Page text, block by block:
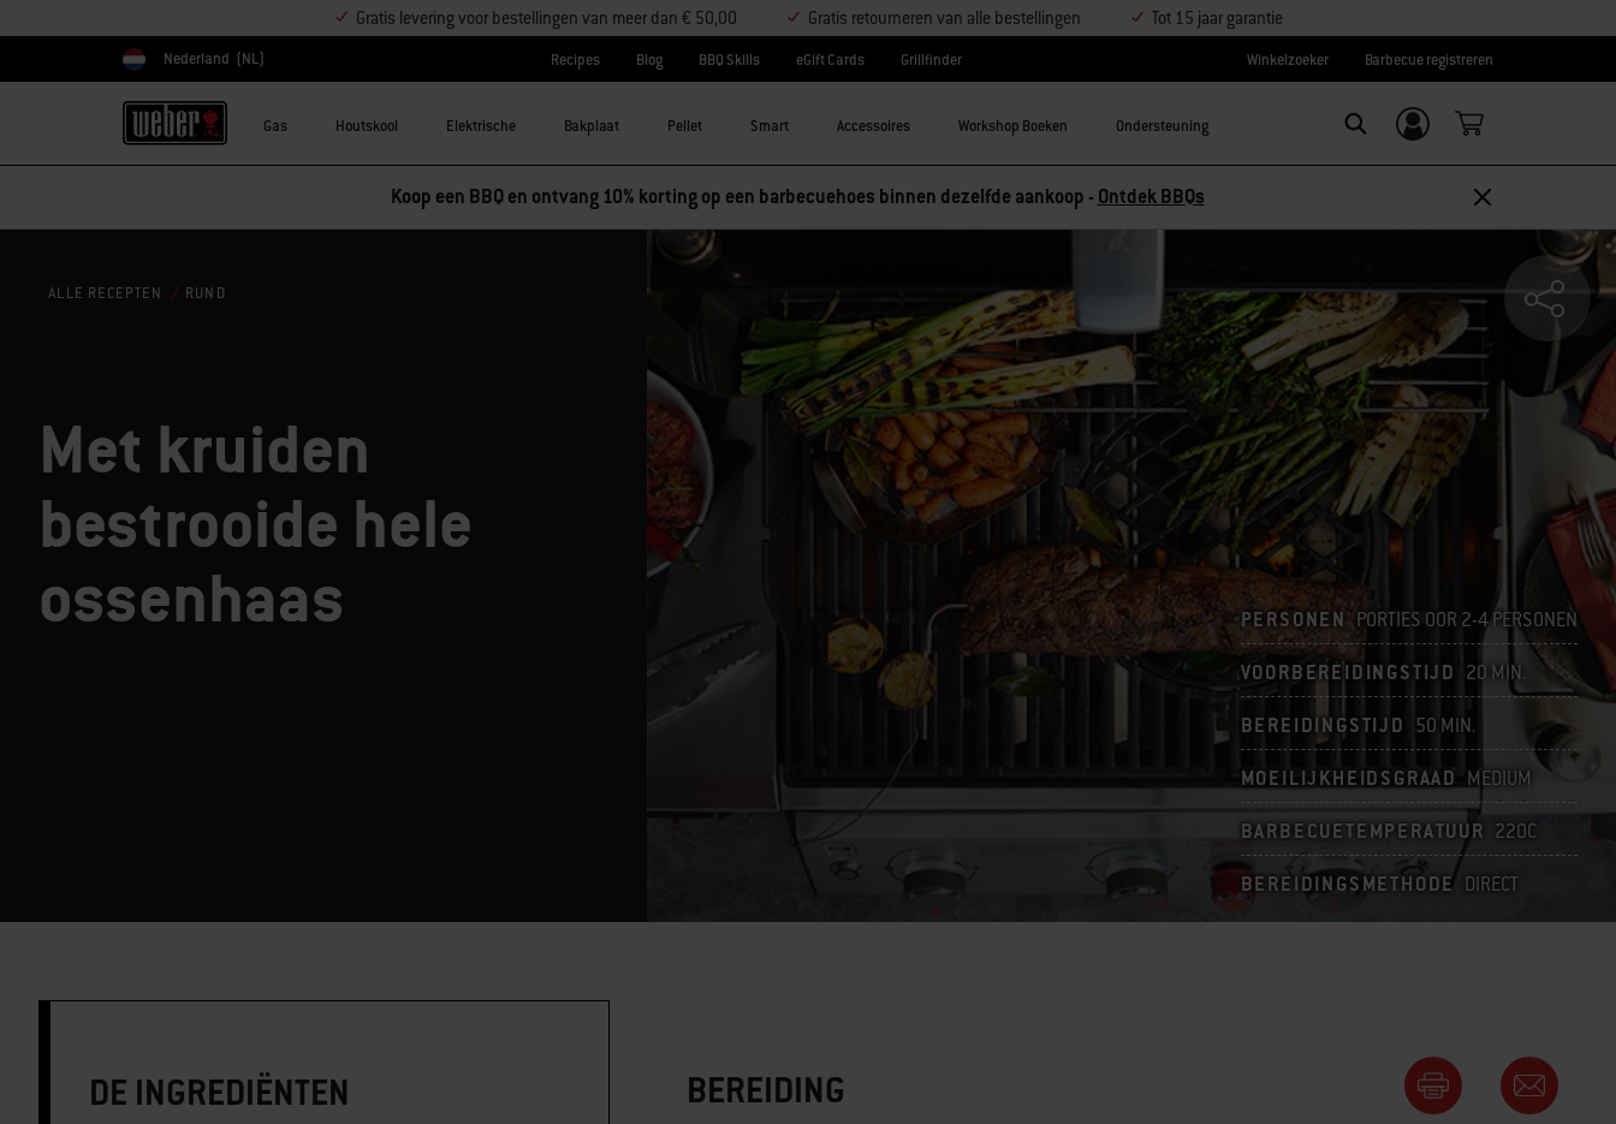
Gratis levering voor bestellingen van meer dan € 50,00 Gratis retourneren van alle bestellingen Tot 15 jaar garantie
Kies land
Nederland (NL) Recipes Blog BBQ Skills eGift Cards Grillfinder Winkelzoeker Barbecue registreren
Gas Houtskool Elektrische Bakplaat Pellet Smart Accessoires Workshop Boeken Ondersteuning
Inloggen/
aanmelden
Koop een BBQ en ontvang 10% korting op een barbecuehoes binnen dezelfde aankoop - Ontdek BBQs
ALLE RECEPTEN RUND
Met kruiden
bestrooide hele
ossenhaas
PERSONEN PORTIES OOR 2-4 PERSONEN
VOORBEREIDINGSTIJD 20 MIN.
BEREIDINGSTIJD 50 MIN.
MOEILIJKHEIDSGRAAD MEDIUM
BARBECUETEMPERATUUR 220C
BEREIDINGSMETHODE DIRECT
DE INGREDIËNTEN
BEREIDING